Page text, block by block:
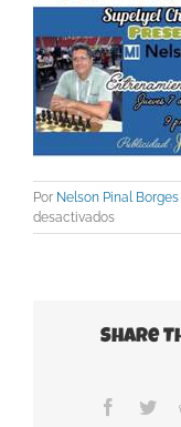
Por Nelson Pinal Borges
desactivadosen
SUPLE-
Share